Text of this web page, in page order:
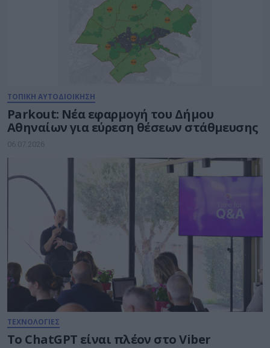
ΤΟΠΙΚΗ ΑΥΤΟΔΙΟΙΚΗΣΗ
Parkout: Νέα εφαρμογή του Δήμου
Αθηναίων για εύρεση θέσεων στάθμευσης
06.07.2026
ΤΕΧΝΟΛΟΓΙΕΣ
Το ChatGPT είναι πλέον στο Viber